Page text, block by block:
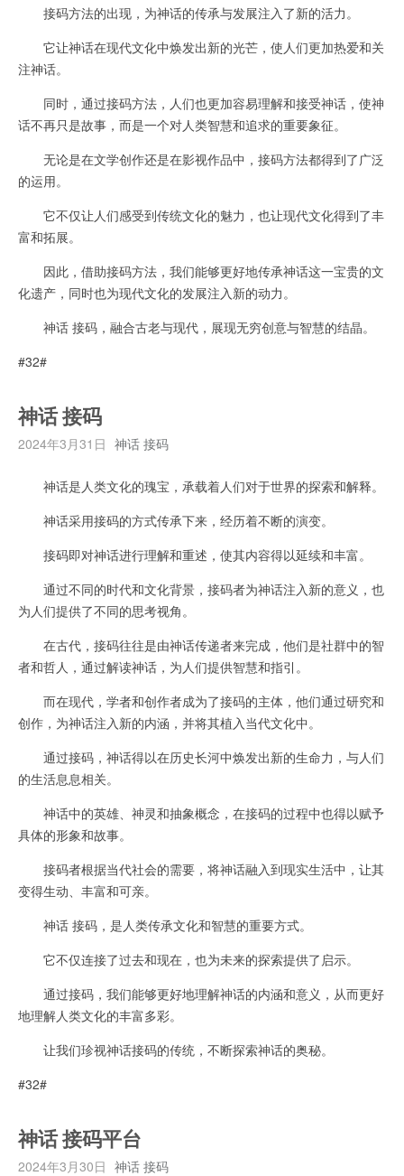
接码方法的出现，为神话的传承与发展注入了新的活力。
它让神话在现代文化中焕发出新的光芒，使人们更加热爱和关
注神话。
同时，通过接码方法，人们也更加容易理解和接受神话，使神
话不再只是故事，而是一个对人类智慧和追求的重要象征。
无论是在文学创作还是在影视作品中，接码方法都得到了广泛
的运用。
它不仅让人们感受到传统文化的魅力，也让现代文化得到了丰
富和拓展。
因此，借助接码方法，我们能够更好地传承神话这一宝贵的文
化遗产，同时也为现代文化的发展注入新的动力。
神话 接码，融合古老与现代，展现无穷创意与智慧的结晶。
#32#
神话 接码
2024年3月31日 神话 接码
神话是人类文化的瑰宝，承载着人们对于世界的探索和解释。
神话采用接码的方式传承下来，经历着不断的演变。
接码即对神话进行理解和重述，使其内容得以延续和丰富。
通过不同的时代和文化背景，接码者为神话注入新的意义，也
为人们提供了不同的思考视角。
在古代，接码往往是由神话传递者来完成，他们是社群中的智
者和哲人，通过解读神话，为人们提供智慧和指引。
而在现代，学者和创作者成为了接码的主体，他们通过研究和
创作，为神话注入新的内涵，并将其植入当代文化中。
通过接码，神话得以在历史长河中焕发出新的生命力，与人们
的生活息息相关。
神话中的英雄、神灵和抽象概念，在接码的过程中也得以赋予
具体的形象和故事。
接码者根据当代社会的需要，将神话融入到现实生活中，让其
变得生动、丰富和可亲。
神话 接码，是人类传承文化和智慧的重要方式。
它不仅连接了过去和现在，也为未来的探索提供了启示。
通过接码，我们能够更好地理解神话的内涵和意义，从而更好
地理解人类文化的丰富多彩。
让我们珍视神话接码的传统，不断探索神话的奥秘。
#32#
神话 接码平台
2024年3月30日 神话 接码